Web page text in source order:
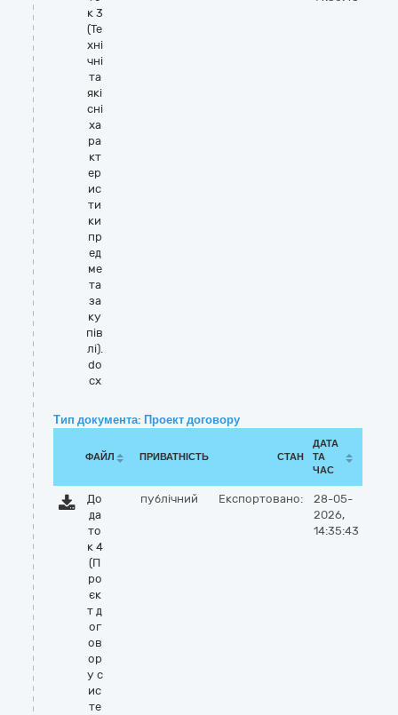
к 3
(Те
хні
чні
та
які
сні
ха
ра
кт
ер
ис
ти
ки
пр
ед
ме
та
за
ку
пів
лі).
do
cx
Тип документа: Проект договору
ФАЙЛ ПРИВАТНІСТЬ СТАН
ДАТА
ТА
ЧАС
До
да
то
к 4
(П
ро
єк
т д
ог
ов
ор
у с
ис
те
публічний Експортовано:
28-05-
2026,
14:35:43